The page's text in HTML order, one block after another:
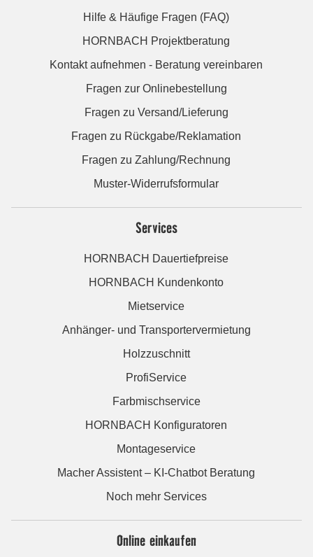
Hilfe & Häufige Fragen (FAQ)
HORNBACH Projektberatung
Kontakt aufnehmen - Beratung vereinbaren
Fragen zur Onlinebestellung
Fragen zu Versand/Lieferung
Fragen zu Rückgabe/Reklamation
Fragen zu Zahlung/Rechnung
Muster-Widerrufsformular
Services
HORNBACH Dauertiefpreise
HORNBACH Kundenkonto
Mietservice
Anhänger- und Transportervermietung
Holzzuschnitt
ProfiService
Farbmischservice
HORNBACH Konfiguratoren
Montageservice
Macher Assistent – KI-Chatbot Beratung
Noch mehr Services
Online einkaufen